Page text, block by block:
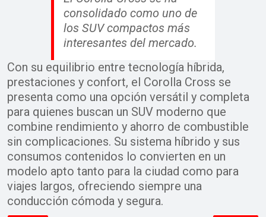
consolidado como uno de
los SUV compactos más
interesantes del mercado.
Con su equilibrio entre tecnología híbrida,
prestaciones y confort, el Corolla Cross se
presenta como una opción versátil y completa
para quienes buscan un SUV moderno que
combine rendimiento y ahorro de combustible
sin complicaciones. Su sistema híbrido y sus
consumos contenidos lo convierten en un
modelo apto tanto para la ciudad como para
viajes largos, ofreciendo siempre una
conducción cómoda y segura.